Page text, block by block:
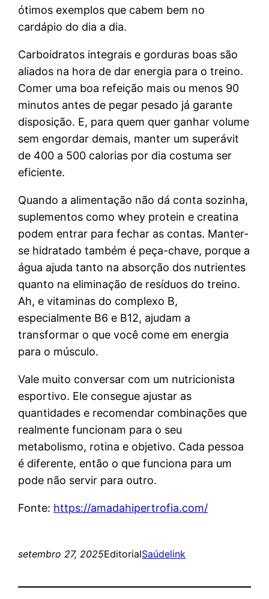
ótimos exemplos que cabem bem no
cardápio do dia a dia.
Carboidratos integrais e gorduras boas são
aliados na hora de dar energia para o treino.
Comer uma boa refeição mais ou menos 90
minutos antes de pegar pesado já garante
disposição. E, para quem quer ganhar volume
sem engordar demais, manter um superávit
de 400 a 500 calorias por dia costuma ser
eficiente.
Quando a alimentação não dá conta sozinha,
suplementos como whey protein e creatina
podem entrar para fechar as contas. Manter-
se hidratado também é peça-chave, porque a
água ajuda tanto na absorção dos nutrientes
quanto na eliminação de resíduos do treino.
Ah, e vitaminas do complexo B,
especialmente B6 e B12, ajudam a
transformar o que você come em energia
para o músculo.
Vale muito conversar com um nutricionista
esportivo. Ele consegue ajustar as
quantidades e recomendar combinações que
realmente funcionam para o seu
metabolismo, rotina e objetivo. Cada pessoa
é diferente, então o que funciona para um
pode não servir para outro.
Fonte: https://amadahipertrofia.com/
setembro 27, 2025EditorialSaúdelink